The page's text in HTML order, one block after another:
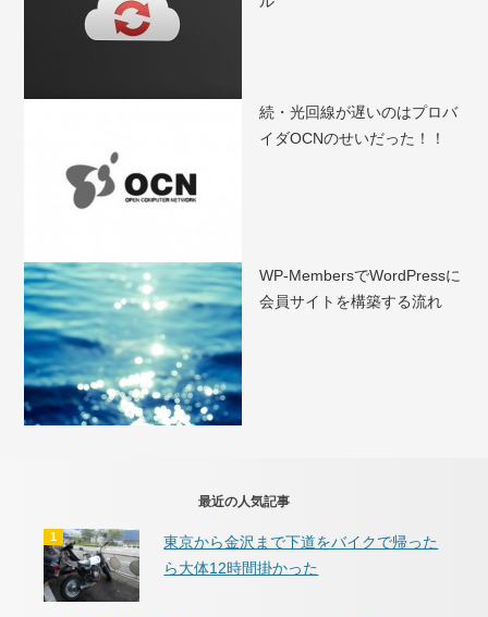
続・光回線が遅いのはプロバ
イダOCNのせいだった！！
WP-MembersでWordPressに
会員サイトを構築する流れ
最近の人気記事
東京から金沢まで下道をバイクで帰った
ら大体12時間掛かった